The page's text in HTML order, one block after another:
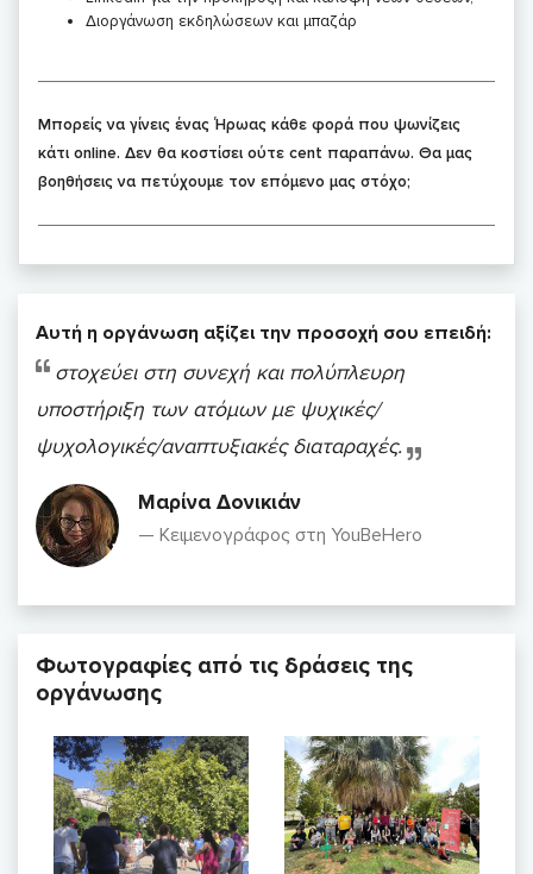
Διοργάνωση εκδηλώσεων και μπαζάρ
Μπορείς να γίνεις ένας Ήρωας κάθε φορά που ψωνίζεις
κάτι online. Δεν θα κοστίσει ούτε cent παραπάνω. Θα μας
βοηθήσεις να πετύχουμε τον επόμενο μας στόχο;
Αυτή η οργάνωση αξίζει την προσοχή σου επειδή:
στοχεύει στη συνεχή και πολύπλευρη
υποστήριξη των ατόμων με ψυχικές/
ψυχολογικές/αναπτυξιακές διαταραχές.
Μαρίνα Δονικιάν
Κειμενογράφος στη YouBeHero
Φωτογραφίες από τις δράσεις της
οργάνωσης